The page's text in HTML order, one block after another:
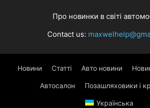
Про новинки в світі
Contact us:
Новини Статті Авто новини
Автосалон Позашляховики і
Українська